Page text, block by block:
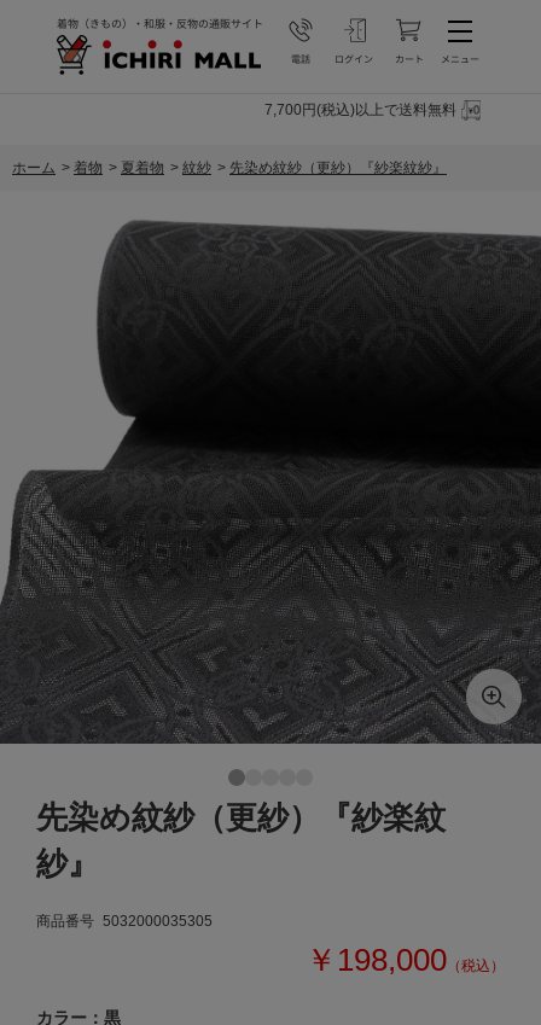
7,700円(税込)以上で送料無料
ホーム > 着物 > 夏着物 > 紋紗 > 先染め紋紗（更紗）『紗楽紋紗』
先染め紋紗（更紗）『紗楽紋
紗』
商品番号 5032000035305
￥198,000 （税込）
カラー：黒